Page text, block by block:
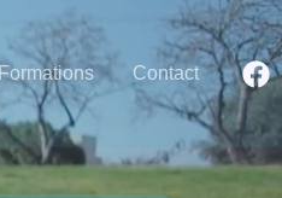
Formations Contact